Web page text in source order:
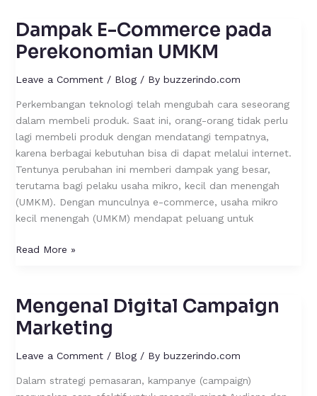
Dampak E-Commerce pada
Perekonomian UMKM
Leave a Comment / Blog/ By buzzerindo.com
Perkembangan teknologi telah mengubah cara seseorang
dalam membeli produk. Saat ini, orang-orang tidak perlu
lagi membeli produk dengan mendatangi tempatnya,
karena berbagai kebutuhan bisa di dapat melalui internet.
Tentunya perubahan ini memberi dampak yang besar,
terutama bagi pelaku usaha mikro, kecil dan menengah
(UMKM). Dengan munculnya e-commerce, usaha mikro
kecil menengah (UMKM) mendapat peluang untuk
Dampak
E-
Commerce
pada
UMKM
Read More »
Mengenal Digital Campaign
Marketing
Leave a Comment / Blog/ By buzzerindo.com
Dalam strategi pemasaran, kampanye (campaign)
Mengenal
Digital
Campaign
Marketing